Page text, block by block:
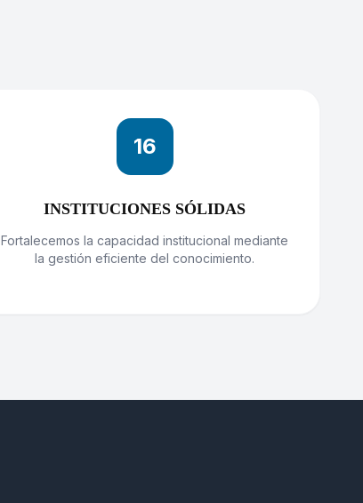
16
INSTITUCIONES SÓLIDAS
Fortalecemos la capacidad institucional mediante
la gestión eficiente del conocimiento.